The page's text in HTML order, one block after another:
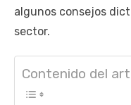
algunos consejos
sector.
Contenido del